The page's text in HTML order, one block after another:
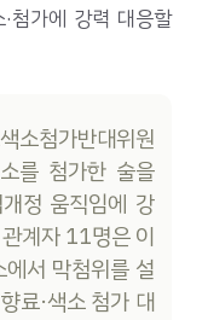
첨가에 강력 대응할
소첨가반대위원
를 첨가한 술을
정 움직임에 강
계자 11명은 이
서 막첨위를 설
료·색소 첨가 대